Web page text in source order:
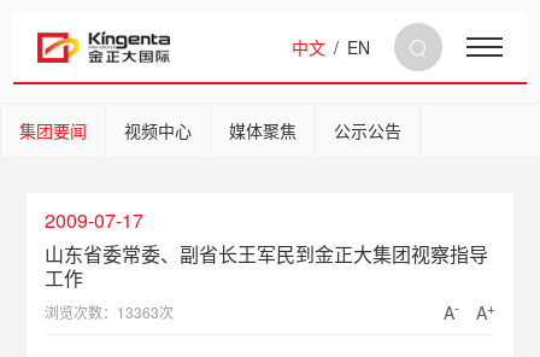
中文 / EN
集团要闻 视频中心 媒体聚焦 公示公告
2009-07-17
山东省委常委、副省长王军民到金正大集团视察指导
工作
浏览次数：13363次 A- A+